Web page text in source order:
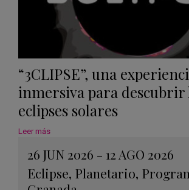
“3CLIPSE”, una
inmersiva para descubrir
eclipses solares
Leer más
26 JUN 2026 - 12 AGO 2026
Eclipse, Planetario,